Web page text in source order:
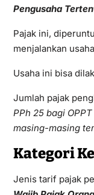
Pengusaha
Pajak ini,
menjalankan
Usaha ini bisa
Jumlah pajak
PPh 25 bagi
masing-masing
Kategori
Jenis tarif pajak